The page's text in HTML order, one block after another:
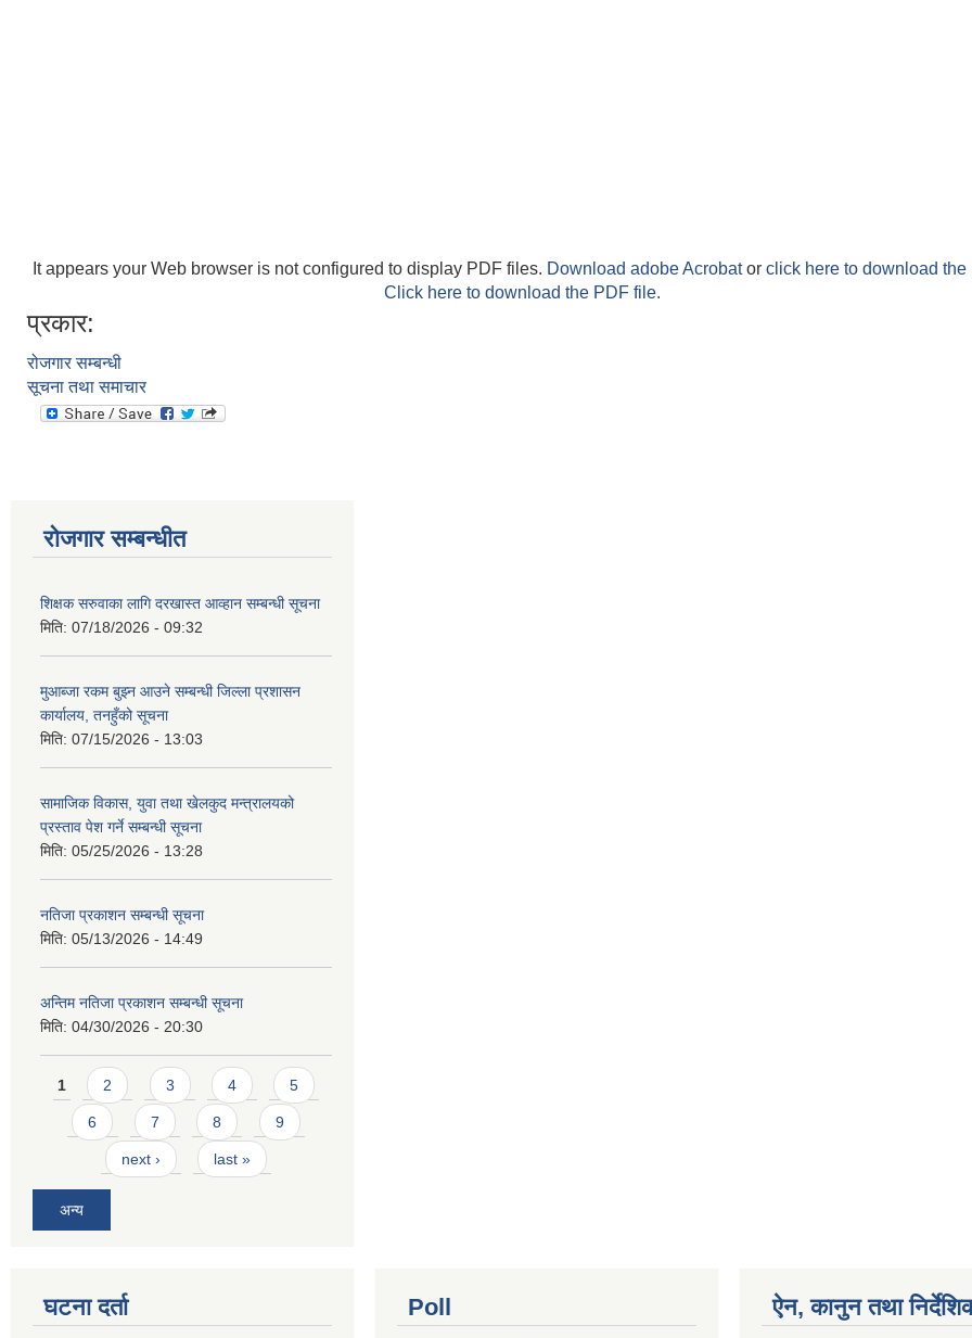
It appears your Web browser is not configured to display PDF files. Download adobe Acrobator click here to download the
Click here to download the PDF file.
प्रकार:
रोजगार सम्बन्धी
सूचना तथा समाचार
रोजगार सम्बन्धीत
शिक्षक सरुवाका लागि दरखास्त आव्हान सम्बन्धी सूचना
मिति: 07/18/2026 - 09:32
मुआब्जा रकम बुझ्न आउने सम्बन्धी जिल्ला प्रशासन
कार्यालय, तनहुँको सूचना
मिति: 07/15/2026 - 13:03
सामाजिक विकास, युवा तथा खेलकुद मन्त्रालयको
प्रस्ताव पेश गर्ने सम्बन्धी सूचना
मिति: 05/25/2026 - 13:28
नतिजा प्रकाशन सम्बन्धी सूचना
मिति: 05/13/2026 - 14:49
अन्तिम नतिजा प्रकाशन सम्बन्धी सूचना
मिति: 04/30/2026 - 20:30
Pages
1 2 3 4 5
6 7 8 9
next › last »
अन्य
घटना दर्ता Poll ऐन, कानुन तथा